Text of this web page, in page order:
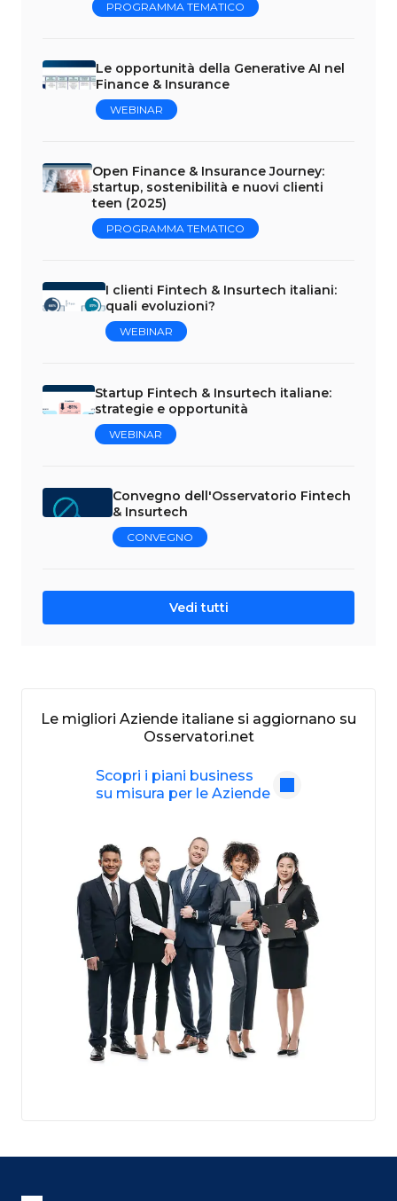
PROGRAMMA TEMATICO
Le opportunità della Generative AI nel
Finance & Insurance
WEBINAR
Open Finance & Insurance Journey:
startup, sostenibilità e nuovi clienti
teen (2025)
PROGRAMMA TEMATICO
I clienti Fintech & Insurtech italiani:
quali evoluzioni?
WEBINAR
Startup Fintech & Insurtech italiane:
strategie e opportunità
WEBINAR
Convegno dell'Osservatorio Fintech
& Insurtech
CONVEGNO
Vedi tutti
Le migliori Aziende italiane si aggiornano su
Osservatori.net
Scopri i piani business
su misura per le Aziende